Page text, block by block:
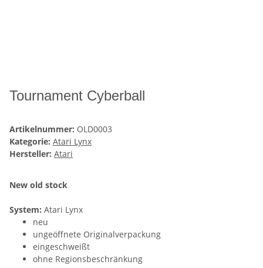
Tournament Cyberball
Artikelnummer: OLD0003
Kategorie: Atari Lynx
Hersteller: Atari
New old stock
System: Atari Lynx
neu
ungeöffnete Originalverpackung
eingeschweißt
ohne Regionsbeschränkung